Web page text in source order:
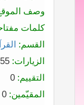
وصف
كلمات
القسم:
الزيارات:
التقييم:
المقيّمين: